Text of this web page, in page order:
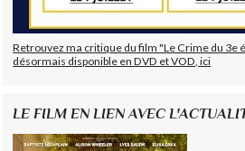
Retrouvez ma critique du film "Le Crime du 3e
désormais disponible en DVD et VOD, ici
LE FILM EN LIEN AVEC